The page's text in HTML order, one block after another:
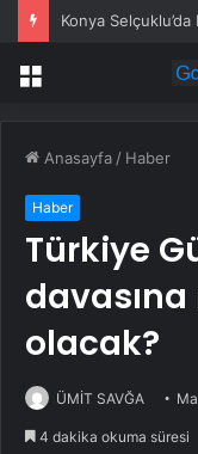
Konya
Menü
Anasayfa / Haber
Haber
Türkiye
olacak?
ÜMİT SAVĞA
4 dakika okuma süresi